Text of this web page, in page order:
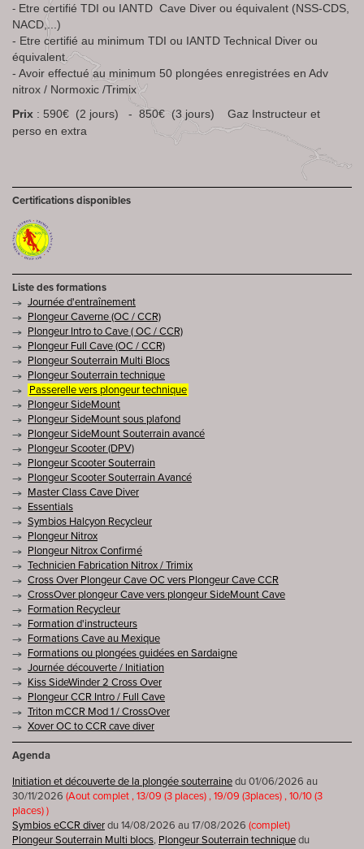
- Etre certifié TDI ou IANTD Cave Diver ou équivalent (NSS-CDS,
NACD,...)
- Etre certifié au minimum TDI ou IANTD Technical Diver ou
équivalent.
- Avoir effectué au minimum 50 plongées enregistrées en Adv
nitrox / Normoxic /Trimix
Prix : 590€ (2 jours) - 850€ (3 jours) Gaz Instructeur et
perso en extra
Certifications disponibles
Liste des formations
Journée d'entraînement
Plongeur Caverne (OC / CCR)
Plongeur Intro to Cave ( OC / CCR)
Plongeur Full Cave (OC / CCR)
Plongeur Souterrain Multi Blocs
Plongeur Souterrain technique
Passerelle vers plongeur technique
Plongeur SideMount
Plongeur SideMount sous plafond
Plongeur SideMount Souterrain avancé
Plongeur Scooter (DPV)
Plongeur Scooter Souterrain
Plongeur Scooter Souterrain Avancé
Master Class Cave Diver
Essentials
Symbios Halcyon Recycleur
Plongeur Nitrox
Plongeur Nitrox Confirmé
Technicien Fabrication Nitrox / Trimix
Cross Over Plongeur Cave OC vers Plongeur Cave CCR
CrossOver plongeur Cave vers plongeur SideMount Cave
Formation Recycleur
Formation d'instructeurs
Formations Cave au Mexique
Formations ou plongées guidées en Sardaigne
Journée découverte / Initiation
Kiss SideWinder 2 Cross Over
Plongeur CCR Intro / Full Cave
Triton mCCR Mod 1 / CrossOver
Xover OC to CCR cave diver
Agenda
Initiation et découverte de la plongée souterrainedu 01/06/2026 au
30/11/2026 (Aout complet , 13/09 (3 places) , 19/09 (3places) , 10/10 (3
places) )
Symbios eCCR diverdu 14/08/2026 au 17/08/2026 (complet)
Plongeur Souterrain Multi blocs, Plongeur Souterrain techniquedu